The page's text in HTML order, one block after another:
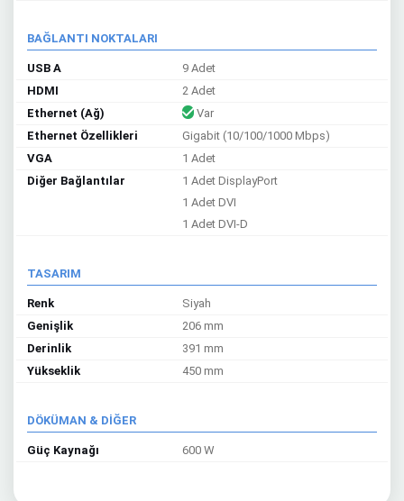
BAĞLANTI NOKTALARI
USB A
9 Adet
HDMI
2 Adet
Ethernet (Ağ)
Var
Ethernet Özellikleri
Gigabit (10/100/1000 Mbps)
VGA
1 Adet
Diğer Bağlantılar
1 Adet DisplayPort
1 Adet DVI
1 Adet DVI-D
TASARIM
Renk
Siyah
Genişlik
206 mm
Derinlik
391 mm
Yükseklik
450 mm
DÖKÜMAN & DİĞER
Güç Kaynağı 600 W